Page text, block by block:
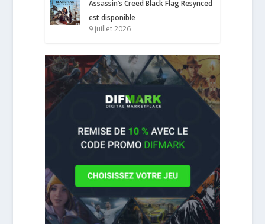
Assassin’s Creed Black Flag Resynced
est disponible
9 juillet 2026